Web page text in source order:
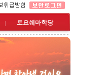
토요쉐마학당